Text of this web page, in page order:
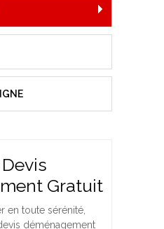
Devis
Gratuit
en toute sérénité,
déménagement